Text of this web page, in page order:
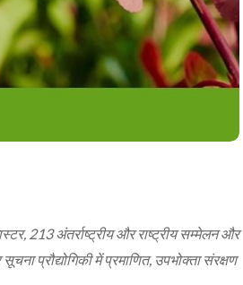
213 अंतर्राष्ट्रीय और राष्ट्रीय सम्मेलन और
प्रौद्योगिकी में प्रमाणित, उपभोक्ता संरक्षण